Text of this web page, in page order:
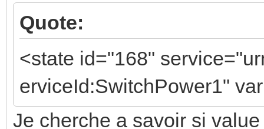
Quote:
<state id="168"
erviceId:SwitchPower1"
Je cherche a savoir si